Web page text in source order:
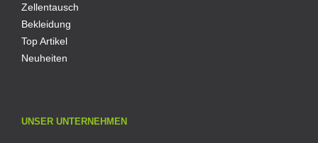
Zellentausch
Bekleidung
Top Artikel
Neuheiten
UNSER UNTERNEHMEN